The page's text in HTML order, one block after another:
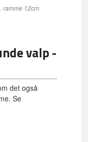
ramme 12cm
valp -
det også
Se